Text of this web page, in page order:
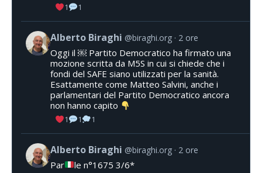
1 1
Alberto Biraghi @biraghi.org 2 ore
Oggi il ￼ Partito Democratico ha firmato una
mozione scritta da M5S in cui si chiede che i
fondi del SAFE siano utilizzati per la sanità.
Esattamente come Matteo Salvini, anche i
parlamentari del Partito Democratico ancora
non hanno capito
1 1 1
Alberto Biraghi @biraghi.org 2 ore
Par le n°1675 3/6*